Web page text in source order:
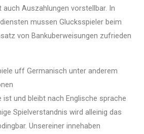
Auszahlungen vorstellbar. In
mussen Glucksspieler beim
von Bankuberweisungen zufrieden
uff Germanisch unter anderem
ist und bleibt nach Englische sprache
Spielverstandnis wird alleinig das
Unsereiner innehaben